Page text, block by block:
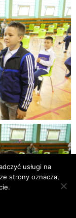
usługi na
strony oznacza,